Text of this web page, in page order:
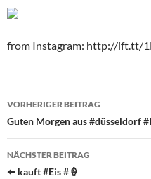
from Instagram: http://ift.tt/
Beitragsnavigation
VORHERIGER BEITRAG
Guten Morgen aus #düsseldorf
NÄCHSTER BEITRAG
⬅️ kauft #Eis #🍦